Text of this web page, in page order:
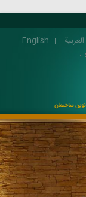
العربية English